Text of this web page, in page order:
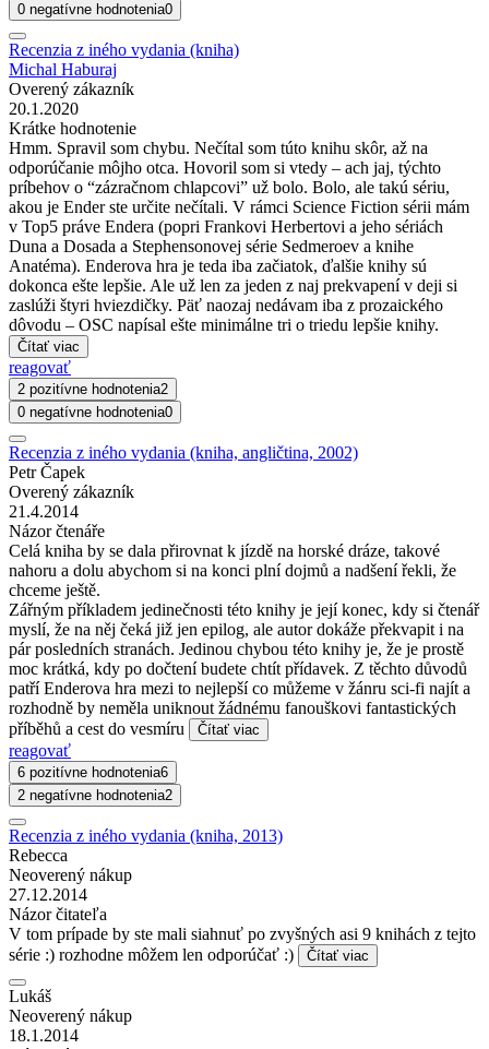
0 negatívne hodnotenia0
Recenzia z iného vydania (kniha)
Michal Haburaj
Overený zákazník
20.1.2020
Krátke hodnotenie
Hmm. Spravil som chybu. Nečítal som túto knihu skôr, až na
odporúčanie môjho otca. Hovoril som si vtedy – ach jaj, týchto
príbehov o “zázračnom chlapcovi” už bolo. Bolo, ale takú sériu,
akou je Ender ste určite nečítali. V rámci Science Fiction sérii mám
v Top5 práve Endera (popri Frankovi Herbertovi a jeho sériách
Duna a Dosada a Stephensonovej série Sedmeroev a knihe
Anatéma). Enderova hra je teda iba začiatok, ďalšie knihy sú
dokonca ešte lepšie. Ale už len za jeden z naj prekvapení v deji si
zaslúži štyri hviezdičky. Päť naozaj nedávam iba z prozaického
dôvodu – OSC napísal ešte minimálne tri o triedu lepšie knihy.
Čítať viac
reagovať
2 pozitívne hodnotenia2
0 negatívne hodnotenia0
Recenzia z iného vydania (kniha, angličtina, 2002)
Petr Čapek
Overený zákazník
21.4.2014
Názor čtenáře
Celá kniha by se dala přirovnat k jízdě na horské dráze, takové
nahoru a dolu abychom si na konci plní dojmů a nadšení řekli, že
chceme ještě.
Zářným příkladem jedinečnosti této knihy je její konec, kdy si čtenář
myslí, že na něj čeká již jen epilog, ale autor dokáže překvapit i na
pár posledních stranách. Jedinou chybou této knihy je, že je prostě
moc krátká, kdy po dočtení budete chtít přídavek. Z těchto důvodů
patří Enderova hra mezi to nejlepší co můžeme v žánru sci-fi najít a
rozhodně by neměla uniknout žádnému fanouškovi fantastických
příběhů a cest do vesmíru
Čítať viac
reagovať
6 pozitívne hodnotenia6
2 negatívne hodnotenia2
Recenzia z iného vydania (kniha, 2013)
Rebecca
Neoverený nákup
27.12.2014
Názor čitateľa
V tom prípade by ste mali siahnuť po zvyšných asi 9 knihách z tejto
série :) rozhodne môžem len odporúčať :)
Čítať viac
Lukáš
Neoverený nákup
18.1.2014